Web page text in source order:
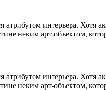
атрибутом интерьера. Хотя
неким арт-объектом,
атрибутом интерьера. Хотя
неким арт-объектом,